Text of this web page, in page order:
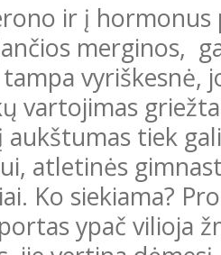
merginos,
vyriškesnė,
aukštumas tiek
atletinės
Ko siekiama?
ypač vilioja